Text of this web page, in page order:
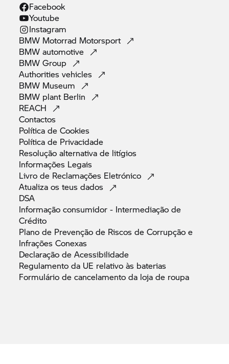
Facebook
Youtube
Instagram
BMW Motorrad Motorsport
BMWautomotive
BMWGroup
Authoritiesvehicles
BMW Museum
BMW plant Berlin
REACH
Contactos
Política deCookies
Política de Privacidade
Resolução alternativa de litígios
Informações Legais
Livro de Reclamações Eletrónico
Atualiza os teusdados
DSA
Informação consumidor - Intermediação de
Crédito
Plano de Prevenção de Riscos de Corrupção e
InfraçõesConexas
Declaração deAcessibilidade
Regulamento da UE relativo às baterias
Formulário de cancelamento da loja de roupa